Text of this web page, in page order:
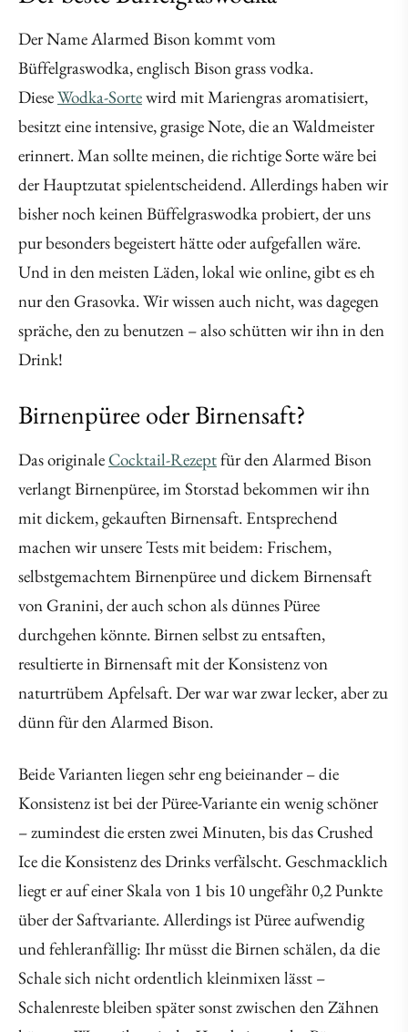
Der Name Alarmed Bison kommt vom
Büffelgraswodka, englisch Bison grass vodka.
DieseWodka-Sortewird mit Mariengras aromatisiert,
besitzt eine intensive, grasige Note, die an Waldmeister
erinnert. Man sollte meinen, die richtige Sorte wäre bei
der Hauptzutat spielentscheidend. Allerdings haben wir
bisher noch keinen Büffelgraswodka probiert, der uns
pur besonders begeistert hätte oder aufgefallen wäre.
Und in den meisten Läden, lokal wie online, gibt es eh
nur den Grasovka. Wir wissen auch nicht, was dagegen
spräche, den zu benutzen – also schütten wir ihn in den
Drink!
Birnenpüree oder Birnensaft?
Das originale Cocktail-Rezeptfür den Alarmed Bison
verlangt Birnenpüree, im Storstad bekommen wir ihn
mit dickem, gekauften Birnensaft. Entsprechend
machen wir unsere Tests mit beidem: Frischem,
selbstgemachtem Birnenpüree und dickem Birnensaft
von Granini, der auch schon als dünnes Püree
durchgehen könnte. Birnen selbst zu entsaften,
resultierte in Birnensaft mit der Konsistenz von
naturtrübem Apfelsaft. Der war war zwar lecker, aber zu
dünn für den Alarmed Bison.
Beide Varianten liegen sehr eng beieinander – die
Konsistenz ist bei der Püree-Variante ein wenig schöner
– zumindest die ersten zwei Minuten, bis das Crushed
Ice die Konsistenz des Drinks verfälscht. Geschmacklich
liegt er auf einer Skala von 1 bis 10 ungefähr 0,2 Punkte
über der Saftvariante. Allerdings ist Püree aufwendig
und fehleranfällig: Ihr müsst die Birnen schälen, da die
Schale sich nicht ordentlich kleinmixen lässt –
Schalenreste bleiben später sonst zwischen den Zähnen